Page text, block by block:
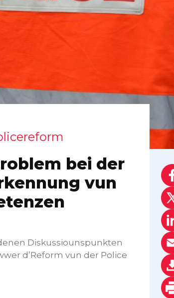
bei der
vun
Diskussiounspunkten
d’Reform vun der Police